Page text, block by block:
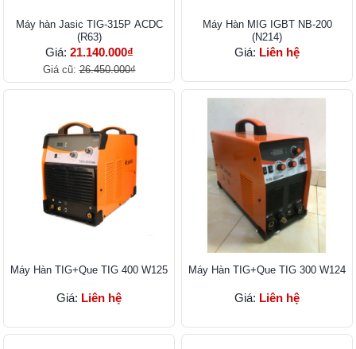
Máy hàn Jasic TIG-315P ACDC
(R63)
Giá: 21.140.000₫
Giá cũ:26.450.000₫
Máy Hàn MIG IGBT NB-200
(N214)
Giá: Liên hệ
Máy Hàn TIG+Que TIG 400 W125
Giá: Liên hệ
Máy Hàn TIG+Que TIG 300 W124
Giá: Liên hệ